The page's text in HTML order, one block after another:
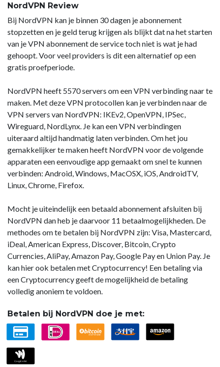
NordVPN Review
Bij NordVPN kan je binnen 30 dagen je abonnement
stopzetten en je geld terug krijgen als blijkt dat na het starten
van je VPN abonnement de service toch niet is wat je had
gehoopt. Voor veel providers is dit een alternatief op een
gratis proefperiode.
NordVPN heeft 5570 servers om een VPN verbinding naar te
maken. Met deze VPN protocollen kan je verbinden naar de
VPN servers van NordVPN: IKEv2, OpenVPN, IPSec,
Wireguard, NordLynx. Je kan een VPN verbindingen
uiteraard altijd handmatig laten verbinden. Om het jou
gemakkelijker te maken heeft NordVPN voor de volgende
apparaten een eenvoudige app gemaakt om snel te kunnen
verbinden: Android, Windows, MacOSX, iOS, AndroidTV,
Linux, Chrome, Firefox.
Mocht je uiteindelijk een betaald abonnement afsluiten bij
NordVPN dan heb je daarvoor 11 betaalmogelijkheden. De
methodes om te betalen bij NordVPN zijn: Visa, Mastercard,
iDeal, American Express, Discover, Bitcoin, Crypto
Currencies, AliPay, Amazon Pay, Google Pay en Union Pay. Je
kan hier ook betalen met Cryptocurrency! Een betaling via
een Cryptocurrency geeft de mogelijkheid de betaling
volledig anoniem te voldoen.
Betalen bij NordVPN doe je met: